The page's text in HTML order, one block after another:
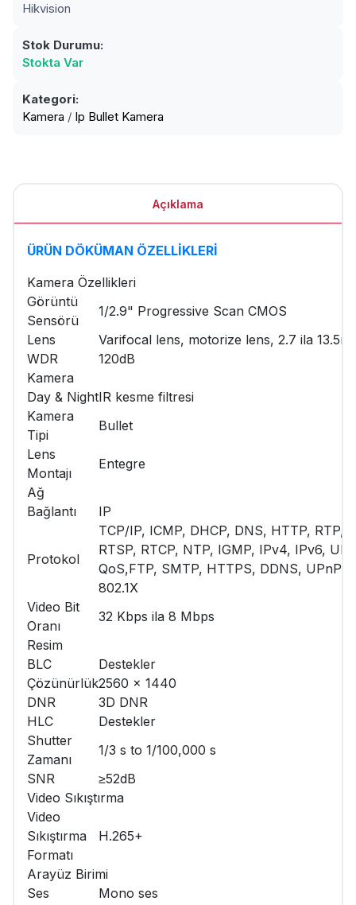
Hikvision
Stok Durumu:
Stokta Var
Kategori:
Kamera / Ip Bullet Kamera
Açıklama
ÜRÜN DÖKÜMAN ÖZELLİKLERİ
Kamera Özellikleri
Görüntü
Sensörü
1/2.9" Progressive Scan CMOS
Lens
Varifocal lens, motorize lens, 2.7 ila
WDR
120dB
Kamera
Day & NightIR kesme filtresi
Kamera
Tipi
Bullet
Lens
Montajı
Entegre
Ağ
Bağlantı
IP
Protokol
TCP/IP, ICMP, DHCP, DNS, HTTP, RTP,
RTSP, RTCP, NTP, IGMP, IPv4, IPv6,
QoS,FTP, SMTP, HTTPS, DDNS, UPnP,
802.1X
Video Bit
Oranı
32 Kbps ila 8 Mbps
Resim
BLC
Destekler
Çözünürlük2560 × 1440
DNR
3D DNR
HLC
Destekler
Shutter
Zamanı
1/3 s to 1/100,000 s
SNR
≥52dB
Video Sıkıştırma
Video
Sıkıştırma
Formatı
H.265+
Arayüz Birimi
Ses
Mono ses